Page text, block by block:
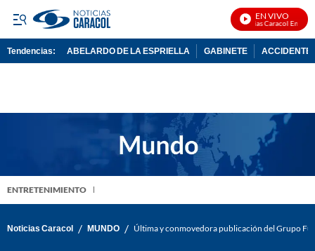
EN VIVO
Noticias Caracol En Vivo
Tendencias: ABELARDO DE LA ESPRIELLA GABINETE ACCIDENTE
ENTRETENIMIENTO
Noticias Caracol / MUNDO / Última y conmovedora publicación del Grupo